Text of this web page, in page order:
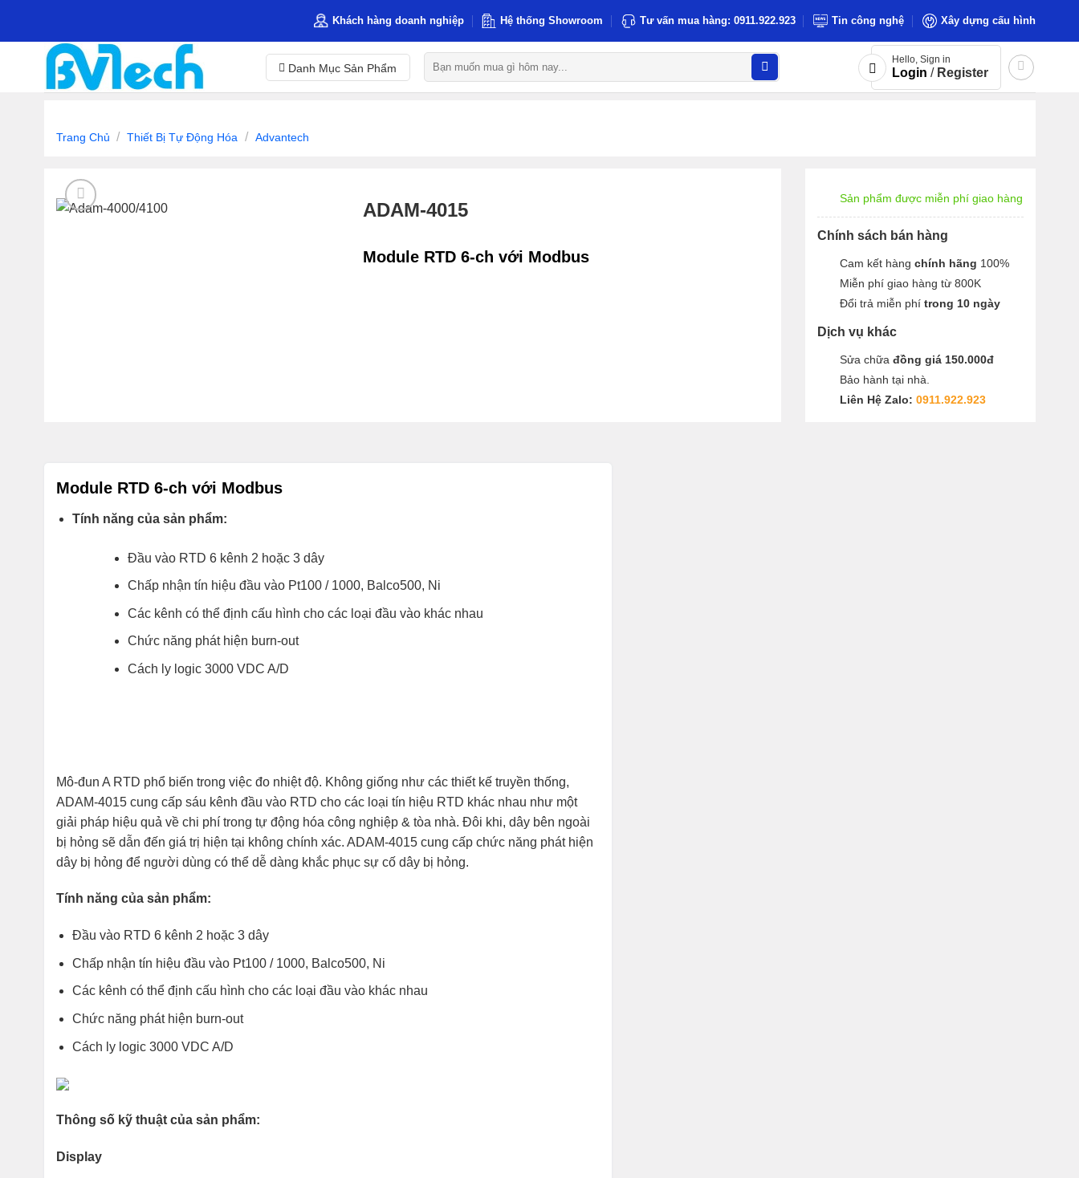
Khách hàng doanh nghiệp Hệ thống Showroom Tư vấn mua hàng: 0911.922.923 Tin công nghệ Xây dựng cấu hình
Danh Mục Sản Phẩm
Tìm
kiếm:
Hello, Sign in
Login / Register
Trang Chủ / Thiết Bị Tự Động Hóa / Advantech
ADAM-4015
Module RTD 6-ch với Modbus
Sản phẩm được miễn phí giao hàng
Chính sách bán hàng
Cam kết hàngchính hãng 100%
Miễn phí giao hàng từ 800K
Đổi trả miễn phítrong 10 ngày
Dịch vụ khác
Sửa chữađồng giá 150.000đ
Bảo hành tại nhà.
Liên Hệ Zalo:0911.922.923
Module RTD 6-ch với Modbus
Tính năng của sản phẩm:
Đầu vào RTD 6 kênh 2 hoặc 3 dây
Chấp nhận tín hiệu đầu vào Pt100 / 1000, Balco500, Ni
Các kênh có thể định cấu hình cho các loại đầu vào khác nhau
Chức năng phát hiện burn-out
Cách ly logic 3000 VDC A/D
Mô-đun A RTD phổ biến trong việc đo nhiệt độ. Không giống như các thiết kế truyền thống,
ADAM-4015 cung cấp sáu kênh đầu vào RTD cho các loại tín hiệu RTD khác nhau như một
giải pháp hiệu quả về chi phí trong tự động hóa công nghiệp & tòa nhà. Đôi khi, dây bên ngoài
bị hỏng sẽ dẫn đến giá trị hiện tại không chính xác. ADAM-4015 cung cấp chức năng phát hiện
dây bị hỏng để người dùng có thể dễ dàng khắc phục sự cố dây bị hỏng.
Tính năng của sản phẩm:
Đầu vào RTD 6 kênh 2 hoặc 3 dây
Chấp nhận tín hiệu đầu vào Pt100 / 1000, Balco500, Ni
Các kênh có thể định cấu hình cho các loại đầu vào khác nhau
Chức năng phát hiện burn-out
Cách ly logic 3000 VDC A/D
Thông số kỹ thuật của sản phẩm:
Display